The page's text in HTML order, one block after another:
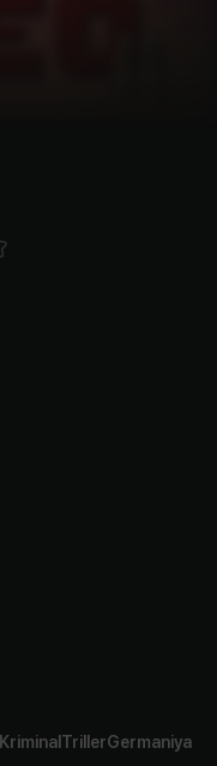
Kriminal TrillerGermaniya